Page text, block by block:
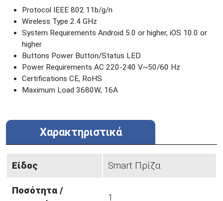
Protocol IEEE 802.11b/g/n
Wireless Type 2.4 GHz
System Requirements Android 5.0 or higher, iOS 10.0 or
higher
Buttons Power Button/Status LED
Power Requirements AC 220-240 V~50/60 Hz
Certifications CE, RoHS
Maximum Load 3680W, 16A
Χαρακτηριστικά
Είδος Smart Πρίζα
Ποσότητα /
1